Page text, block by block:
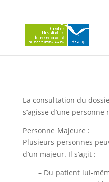
La consultation du
s’agisse d’une
Personne Majeure :
Plusieurs personnes
d’un majeur. Il s’agit :
– Du patient lui-